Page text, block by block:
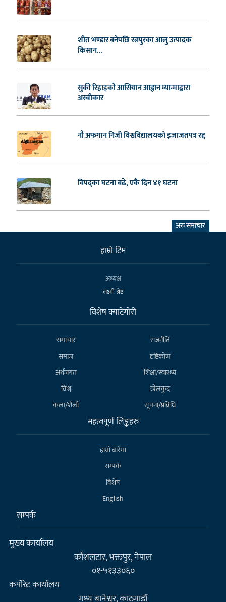
शीत भण्डार बनेपछि रत्नपुरका आलु उत्पादक
किसान...
सुकी रिहाइको आसियान आह्वान म्यान्माद्वारा
अस्वीकार
नौ अफगान निजी विश्वविद्यालयको इजाजतपत्र रद्द
विपद्का घटना बढे, एकै दिन ४१ घटना
अरु समाचार
हाम्राे टिम
अध्यक्ष
लक्ष्मी श्रेष्ठ
विशेष क्याटेगाेरी
समाचार
राजनीति
समाज
दृष्टिकोण
अर्थजगत
शिक्षा/स्वास्थ्य
विश्व
खेलकुद
कला/शैली
सूचना/प्रविधि
महत्वपूर्ण लिङ्कहरु
हाम्राे बारेमा
सम्पर्क
विशेष
English
सम्पर्क
मुख्य कार्यालय
कौशलटार, भक्तपुर, नेपाल
०१-५१३३०६०
कर्पाेरेट कार्यालय
मध्य बानेश्वर, काठमाडौँ